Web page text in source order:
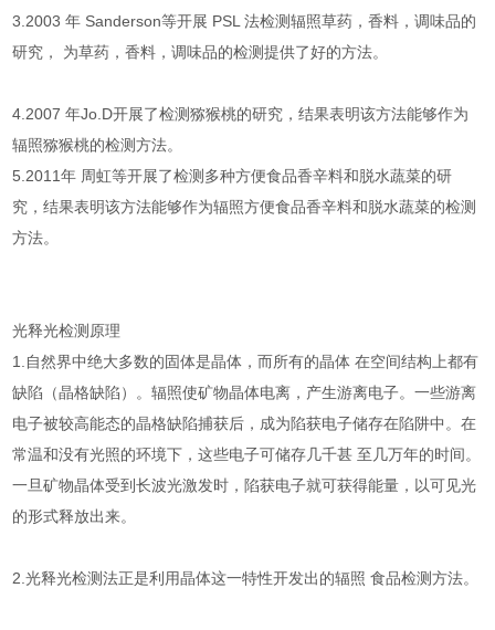
3.2003 年 Sanderson等开展 PSL 法检测辐照草药，香料，调味品的
研究， 为草药，香料，调味品的检测提供了好的方法。
4.2007 年Jo.D开展了检测猕猴桃的研究，结果表明该方法能够作为
辐照猕猴桃的检测方法。
5.2011年 周虹等开展了检测多种方便食品香辛料和脱水蔬菜的研
究，结果表明该方法能够作为辐照方便食品香辛料和脱水蔬菜的检测
方法。
光释光检测原理
1.自然界中绝大多数的固体是晶体，而所有的晶体 在空间结构上都有
缺陷（晶格缺陷）。辐照使矿物晶体电离，产生游离电子。一些游离
电子被较高能态的晶格缺陷捕获后，成为陷获电子储存在陷阱中。在
常温和没有光照的环境下，这些电子可储存几千甚 至几万年的时间。
一旦矿物晶体受到长波光激发时，陷获电子就可获得能量，以可见光
的形式释放出来。
2.光释光检测法正是利用晶体这一特性开发出的辐照 食品检测方法。